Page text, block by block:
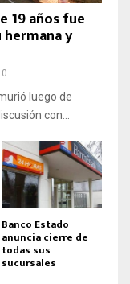
19 años fue
y
0
luego de
con...
Banco Estado
anuncia cierre de
todas sus
sucursales